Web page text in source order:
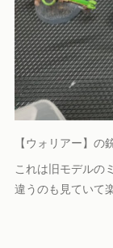
【ウォリアー】の
これは旧モデルの
違うのも見ていて